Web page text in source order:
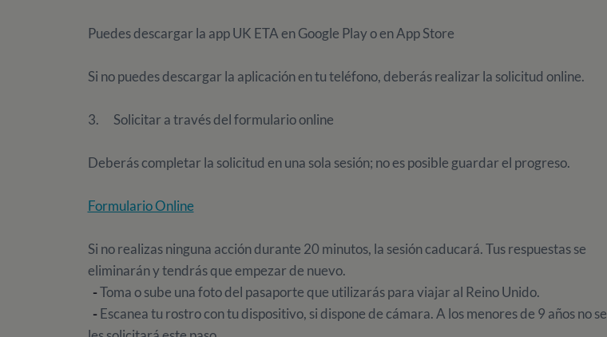
Puedes descargar la app UK ETA en Google Play o en App Store
Si no puedes descargar la aplicación en tu teléfono, deberás realizar la solicitud online.
3. Solicitar a través del formulario online
Deberás completar la solicitud en una sola sesión; no es posible guardar el progreso.
Formulario Online
Si no realizas ninguna acción durante 20 minutos, la sesión caducará. Tus respuestas se
eliminarán y tendrás que empezar de nuevo.
-Toma o sube una foto del pasaporte que utilizarás para viajar al Reino Unido.
-Escanea tu rostro con tu dispositivo, si dispone de cámara. A los menores de 9 años no se